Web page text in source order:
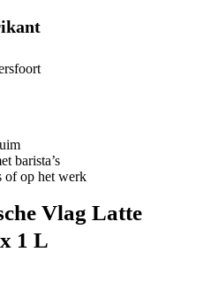
barista’s
of op het werk
Vlag Latte
1 L